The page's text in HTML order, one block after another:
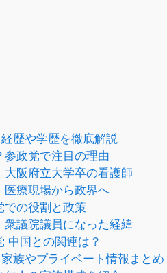
歴や学歴を徹底解説
参政党で注目の理由
大阪府立大学卒の看護師
医療現場から政界へ
での役割と政策
衆議院議員になった経緯
中国との関連は？
族やプライベート情報まとめ